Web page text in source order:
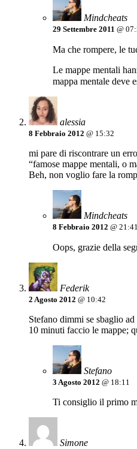
Mindcheats
29 Settembre 2011 @
Ma che rompere, le
Le mappe mentali
mappa mentale deve
alessia
8 Febbraio 2012 @ 15:32
mi pare di riscontrare un
“famose mappe mentali, o
Beh, non voglio fare la
Mindcheats
8 Febbraio 2012 @ 21:41
Oops, grazie della
Federik
2 Agosto 2012 @ 10:42
Stefano dimmi se sbaglio
10 minuti faccio le mappe;
Stefano
3 Agosto 2012 @ 18:11
Ti consiglio il primo
Simone